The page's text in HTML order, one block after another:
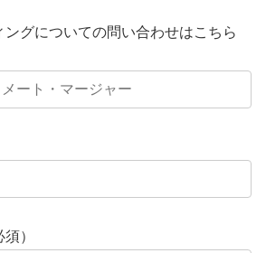
グについての問い合わせはこちら
）